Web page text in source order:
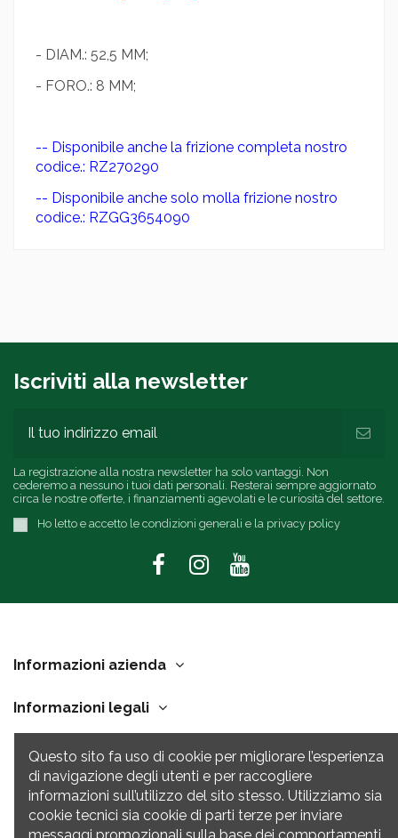
- DIAM.: 52,5 MM;
- FORO.: 8 MM;
-- Disponibile anche la frizione completa nostro
codice.: RZ270290
-- Disponibile anche solo molla frizione nostro
codice.: RZGG3654090
Iscriviti alla newsletter
La registrazione alla nostra newsletter ha solo vantaggi. Non
cederemo a nessuno i tuoi dati personali. Resterai sempre aggiornato
circa le nostre offerte, i finanziamenti agevolati e le curiosità del settore.
Ho letto e accetto le condizioni generali e la privacy policy
Informazioni azienda
Informazioni legali
Link Utili
Contatti
Questo sito fa uso di cookie per migliorare l’esperienza
di navigazione degli utenti e per raccogliere
informazioni sull’utilizzo del sito stesso. Utilizziamo sia
cookie tecnici sia cookie di parti terze per inviare